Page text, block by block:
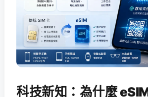
科技新知：為什麼